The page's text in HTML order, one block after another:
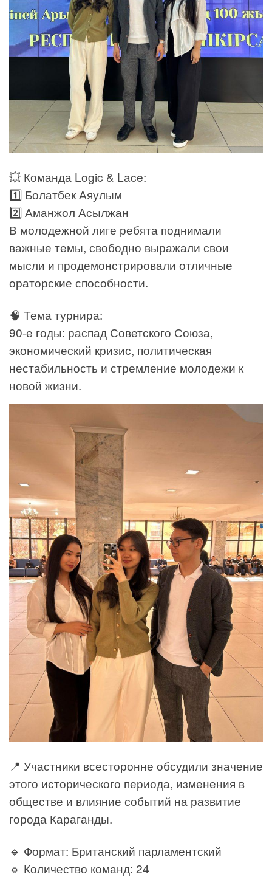
💥 Команда Logic & Lace:
1️⃣ Болатбек Аяулым
2️⃣ Аманжол Асылжан
В молодежной лиге ребята поднимали
важные темы, свободно выражали свои
мысли и продемонстрировали отличные
ораторские способности.
🧠 Тема турнира:
90-е годы: распад Советского Союза,
экономический кризис, политическая
нестабильность и стремление молодежи к
новой жизни.
📍 Участники всесторонне обсудили значение
этого исторического периода, изменения в
обществе и влияние событий на развитие
города Караганды.
🔹 Формат: Британский парламентский
🔹 Количество команд: 24